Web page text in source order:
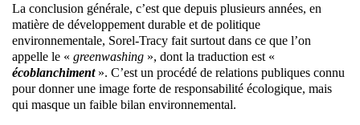
La conclusion générale, c’est que depuis plusieurs années, en
matière de développement durable et de politique
environnementale, Sorel-Tracy fait surtout dans ce que l’on
appelle le « greenwashing », dont la traduction est «
écoblanchiment». C’est un procédé de relations publiques connu
pour donner une image forte de responsabilité écologique, mais
qui masque un faible bilan environnemental.